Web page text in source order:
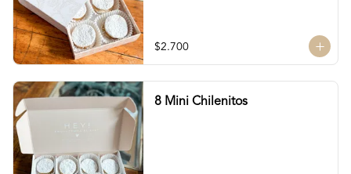
$2.700
8 Mini Chilenitos